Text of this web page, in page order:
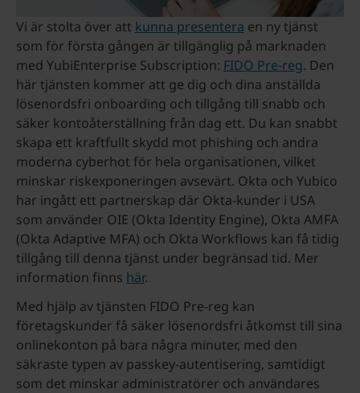
Vi är stolta över att kunna presentera en ny tjänst
som för första gången är tillgänglig på marknaden
med YubiEnterprise Subscription: FIDO Pre-reg. Den
här tjänsten kommer att ge dig och dina anställda
lösenordsfri onboarding och tillgång till snabb och
säker kontoåterställning från dag ett. Du kan snabbt
skapa ett kraftfullt skydd mot phishing och andra
moderna cyberhot för hela organisationen, vilket
minskar riskexponeringen avsevärt. Okta och Yubico
har ingått ett partnerskap där Okta-kunder i USA
som använder OIE (Okta Identity Engine), Okta AMFA
(Okta Adaptive MFA) och Okta Workflows kan få tidig
tillgång till denna tjänst under begränsad tid. Mer
information finns här.
Med hjälp av tjänsten FIDO Pre-reg kan
företagskunder få säker lösenordsfri åtkomst till sina
onlinekonton på bara några minuter, med den
säkraste typen av passkey-autentisering, samtidigt
som det minskar administratörer och användares